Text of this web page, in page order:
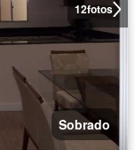
12fotos
Sobrado